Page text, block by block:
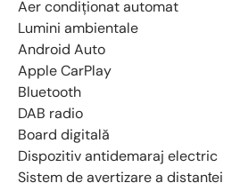
Aer condiţionat automat
Lumini ambientale
Android Auto
Apple CarPlay
Bluetooth
DAB radio
Board digitală
Dispozitiv antidemaraj electric
Sistem de avertizare a distanței